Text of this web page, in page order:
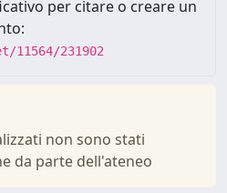
per citare o creare un
231902
non sono stati
da parte dell'ateneo